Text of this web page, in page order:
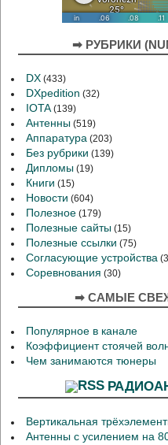
➡ РУБРИКИ
DX (433)
DXpedition (32)
IOTA(139)
Антенны (519)
Аппаратура (203)
Без рубрики (139)
Дипломы (19)
Книги (15)
Новости (604)
Полезное (179)
Полезные сайты (15)
Полезные ссылки (75)
Согласующие устройства
Соревнования (30)
➡ САМЫЕ
Популярное в канале
Коэффициент стоячей
Чем занимаются тюнеры
Вертикальная
Антенны с усилением на